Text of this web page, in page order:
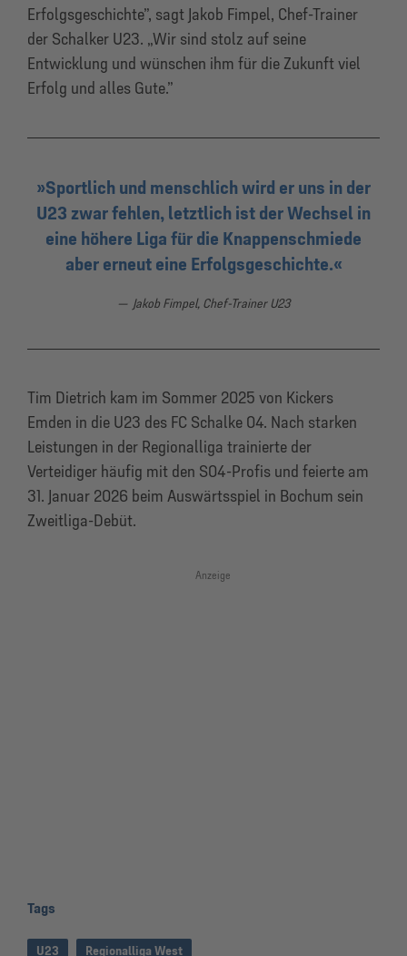
Erfolgsgeschichte”, sagt Jakob Fimpel, Chef-Trainer
der Schalker U23. „Wir sind stolz auf seine
Entwicklung und wünschen ihm für die Zukunft viel
Erfolg und alles Gute.”
Sportlich und menschlich wird er uns in der
U23 zwar fehlen, letztlich ist der Wechsel in
eine höhere Liga für die Knappenschmiede
aber erneut eine Erfolgsgeschichte.
Jakob Fimpel, Chef-Trainer U23
Tim Dietrich kam im Sommer 2025 von Kickers
Emden in die U23 des FC Schalke 04. Nach starken
Leistungen in der Regionalliga trainierte der
Verteidiger häufig mit den S04-Profis und feierte am
31. Januar 2026 beim Auswärtsspiel in Bochum sein
Zweitliga-Debüt.
Anzeige
Tags
U23 Regionalliga West